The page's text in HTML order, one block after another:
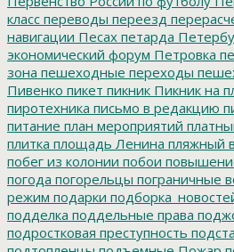
класс переводы переезд
навигации Песах петарда
экономический форум Петровка
зона пешеходные переходы
Пивенко пикет пикник Пикник на
пиротехника письмо в редакцию
питание план мероприятий
плитка площадь Ленина пляжный
побег из колонии побои
погода погорельцы пограничные
режим подарки
подделка поддельные права
подростковая преступность